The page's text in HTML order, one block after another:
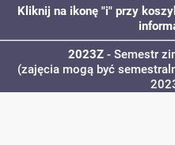
Kliknij na ikonę "i" przy
2023Z - Semestr
(zajęcia mogą być